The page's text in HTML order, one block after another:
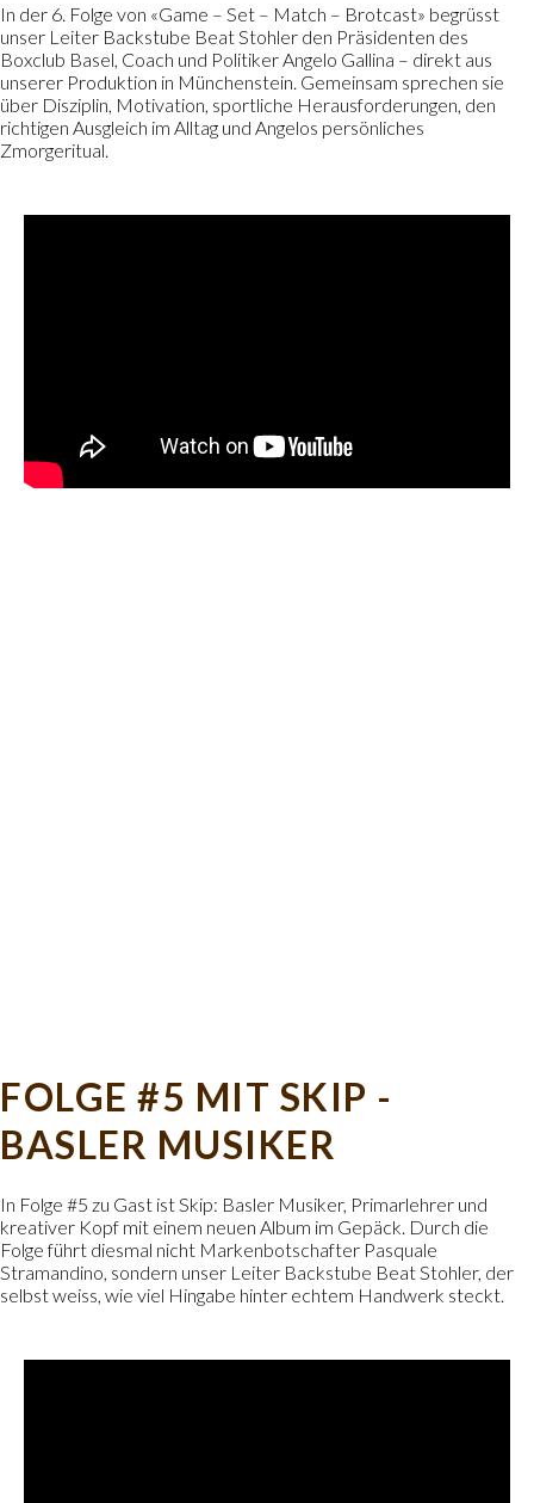
In der 6. Folge von «Game – Set – Match – Brotcast» begrüsst
unser Leiter Backstube Beat Stohler den Präsidenten des
Boxclub Basel, Coach und Politiker Angelo Gallina – direkt aus
unserer Produktion in Münchenstein. Gemeinsam sprechen sie
über Disziplin, Motivation, sportliche Herausforderungen, den
richtigen Ausgleich im Alltag und Angelos persönliches
Zmorgeritual.
FOLGE #5 MIT SKIP -
BASLER MUSIKER
In Folge #5 zu Gast ist Skip: Basler Musiker, Primarlehrer und
kreativer Kopf mit einem neuen Album im Gepäck. Durch die
Folge führt diesmal nicht Markenbotschafter Pasquale
Stramandino, sondern unser Leiter Backstube Beat Stohler, der
selbst weiss, wie viel Hingabe hinter echtem Handwerk steckt.